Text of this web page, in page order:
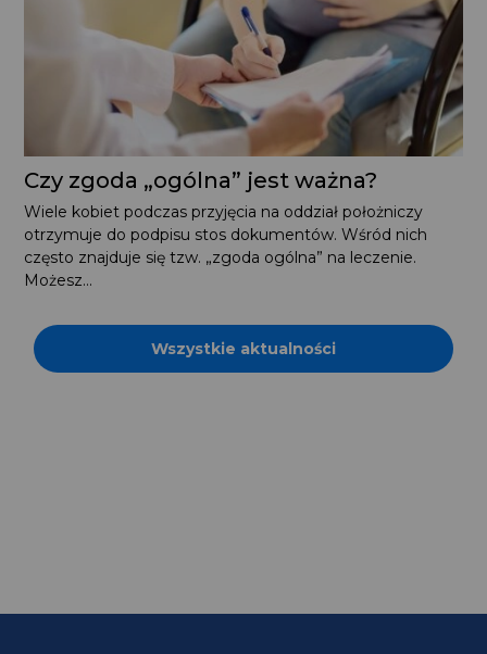
Czy zgoda „ogólna” jest ważna?
Wiele kobiet podczas przyjęcia na oddział położniczy
otrzymuje do podpisu stos dokumentów. Wśród nich
często znajduje się tzw. „zgoda ogólna” na leczenie.
Możesz...
Wszystkie aktualności